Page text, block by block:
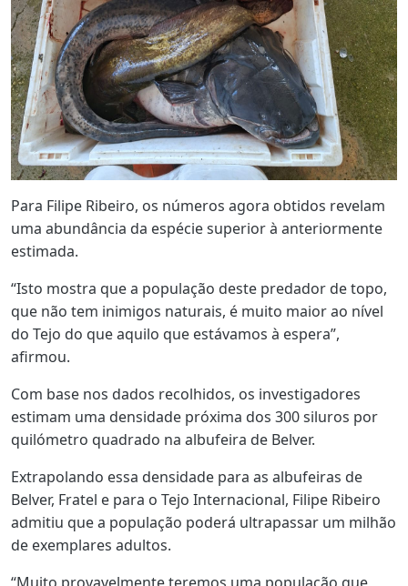
Para Filipe Ribeiro, os números agora obtidos revelam
uma abundância da espécie superior à anteriormente
estimada.
“Isto mostra que a população deste predador de topo,
que não tem inimigos naturais, é muito maior ao nível
do Tejo do que aquilo que estávamos à espera”,
afirmou.
Com base nos dados recolhidos, os investigadores
estimam uma densidade próxima dos 300 siluros por
quilómetro quadrado na albufeira de Belver.
Extrapolando essa densidade para as albufeiras de
Belver, Fratel e para o Tejo Internacional, Filipe Ribeiro
admitiu que a população poderá ultrapassar um milhão
de exemplares adultos.
“Muito provavelmente teremos uma população que